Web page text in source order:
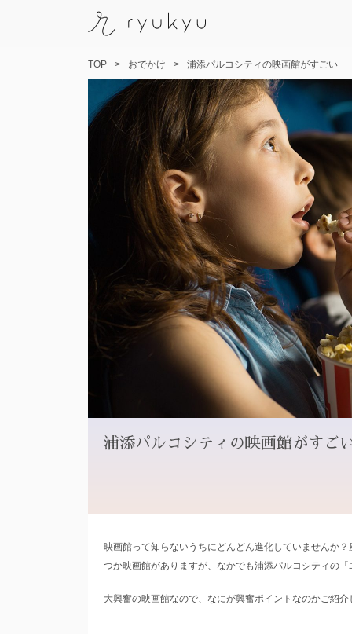
TOP おでかけ 浦添パルコシティの映画館がすごい
浦添パルコシティの映画館がすご
映画館って知らないうちにどんどん進化していませんか
つか映画館がありますが、なかでも浦添パルコシティの
大興奮の映画館なので、なにが興奮ポイントなのかご紹介